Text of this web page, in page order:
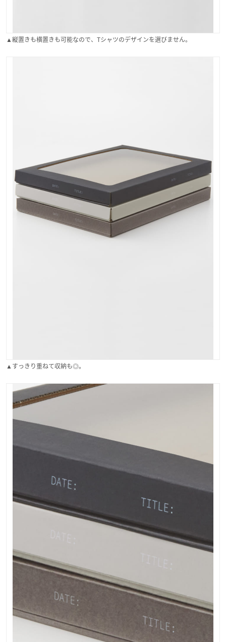
▲縦置きも横置きも可能なので、Tシャツのデザインを選びません。
▲すっきり重ねて収納も◎。